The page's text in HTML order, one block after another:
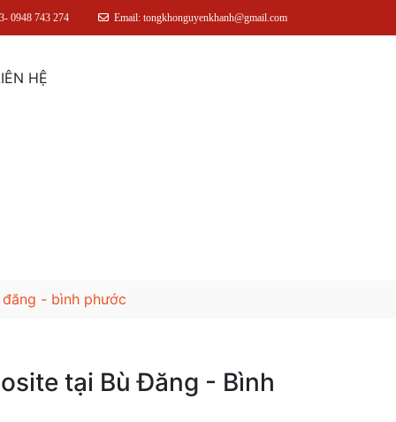
0948 743 274 Email: tongkhonguyenkhanh@gmail.com
HỆ
- bình phước
tại Bù Đăng - Bình